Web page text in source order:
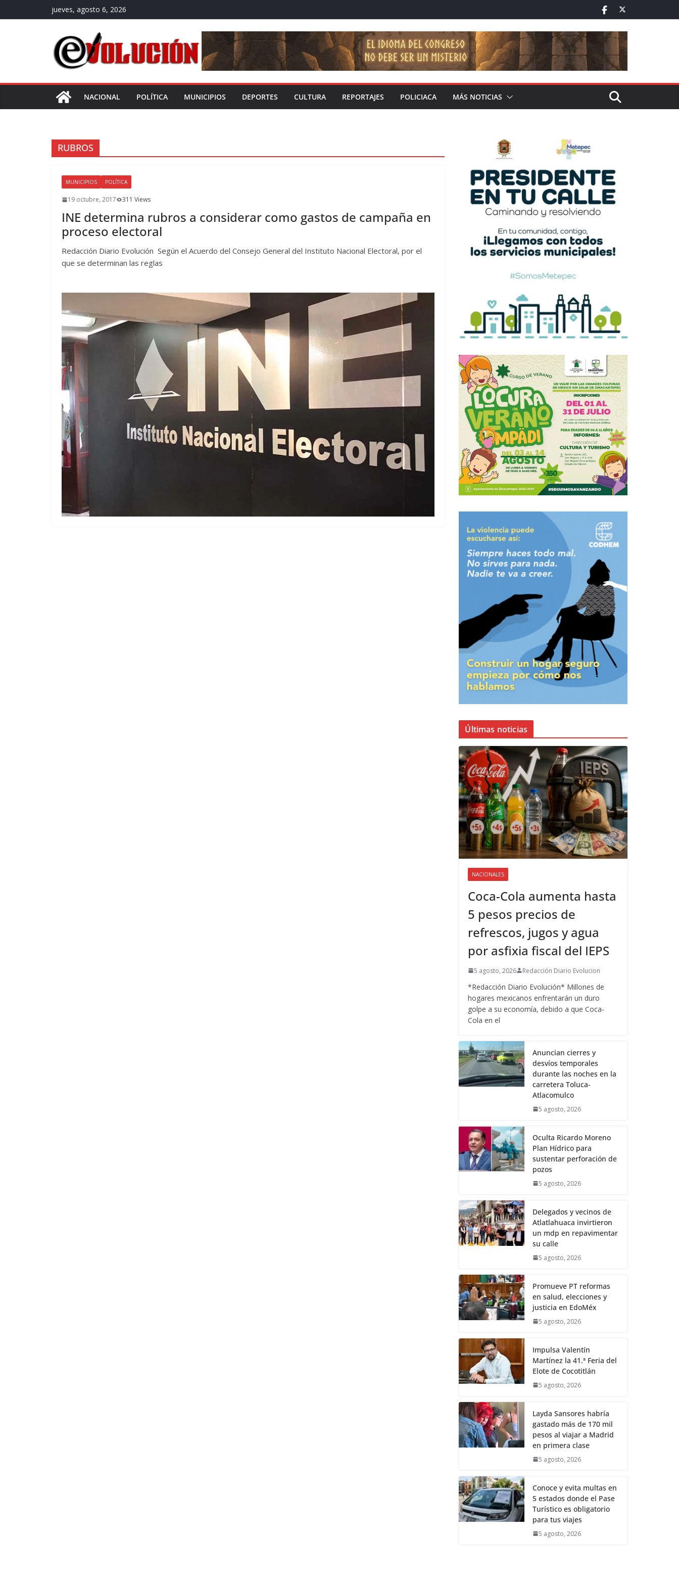
al
jueves, agosto 6, 2026
NACIONAL POLÍTICA MUNICIPIOS DEPORTES CULTURA REPORTAJES POLICIACA MÁS NOTICIAS
RUBROS
MUNICIPIOS POLÍTICA
19 octubre, 2017 311 Views
INE determina rubros a considerar como gastos de campaña en
proceso electoral
Redacción Diario Evolución Según el Acuerdo del Consejo General del Instituto Nacional Electoral, por el
que se determinan las reglas
Últimas noticias
NACIONALES
Coca-Cola aumenta hasta
5 pesos precios de
refrescos, jugos y agua
por asfixia fiscal del IEPS
5 agosto, 2026 Redacción Diario Evolucion
*Redacción Diario Evolución* Millones de
hogares mexicanos enfrentarán un duro
golpe a su economía, debido a que Coca-
Cola en el
Anuncian cierres y
desvíos temporales
durante las noches en la
carretera Toluca-
Atlacomulco
5 agosto, 2026
Oculta Ricardo Moreno
Plan Hídrico para
sustentar perforación de
pozos
5 agosto, 2026
Delegados y vecinos de
Atlatlahuaca invirtieron
un mdp en repavimentar
su calle
5 agosto, 2026
Promueve PT reformas
en salud, elecciones y
justicia en EdoMéx
5 agosto, 2026
Impulsa Valentín
Martínez la 41.ª Feria del
Elote de Cocotitlán
5 agosto, 2026
Layda Sansores habría
gastado más de 170 mil
pesos al viajar a Madrid
en primera clase
5 agosto, 2026
Conoce y evita multas en
5 estados donde el Pase
Turístico es obligatorio
para tus viajes
5 agosto, 2026